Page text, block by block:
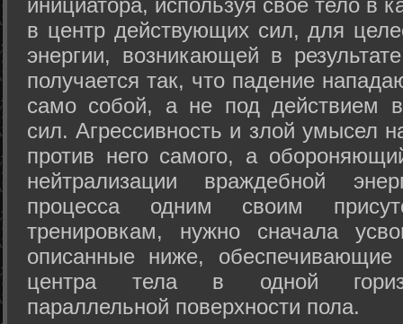
в центр действующих сил, для
энергии, возникающей в
получается так, что падение
само собой, а не под действием
сил. Агрессивность и злой умысел
против него самого, а
нейтрализации враждебной
процесса одним своим
тренировкам, нужно сначала
описанные ниже, обеспечивающие
центра тела в одной
параллельной поверхности пола.